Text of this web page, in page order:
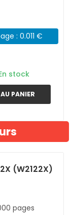
: 0.011 €
stock
PANIER
(W2122X)
pages